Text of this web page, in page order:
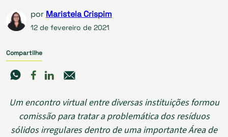
por Maristela Crispim
12 de fevereiro de 2021
Compartilhe
Um encontro virtual entre diversas instituições formou
comissão para tratar a problemática dos resíduos
sólidos irregulares dentro de uma importante Área de